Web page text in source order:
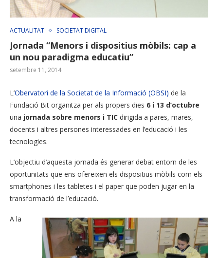
ACTUALITAT SOCIETAT DIGITAL
Jornada “Menors i dispositius mòbils: cap a
un nou paradigma educatiu”
setembre 11, 2014
L’Obervatori de la Societat de la Informació (OBSI) de la
Fundació Bit organitza per als propers dies 6 i 13 d’octubre
una jornada sobre menors i TIC dirigida a pares, mares,
docents i altres persones interessades en l’educació i les
tecnologies.
L’objectiu d’aquesta jornada és generar debat entorn de les
oportunitats que ens ofereixen els dispositius mòbils com els
smartphones i les tabletes i el paper que poden jugar en la
transformació de l’educació.
A la